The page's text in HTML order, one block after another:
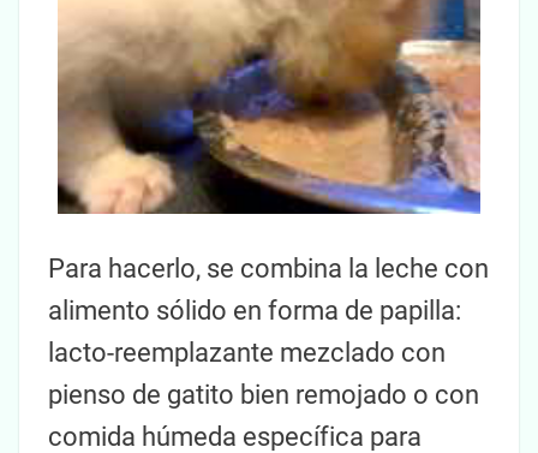
Para hacerlo, se combina la leche con
alimento sólido en forma de papilla:
lacto-reemplazante mezclado con
pienso de gatito bien remojado o con
comida húmeda específica para